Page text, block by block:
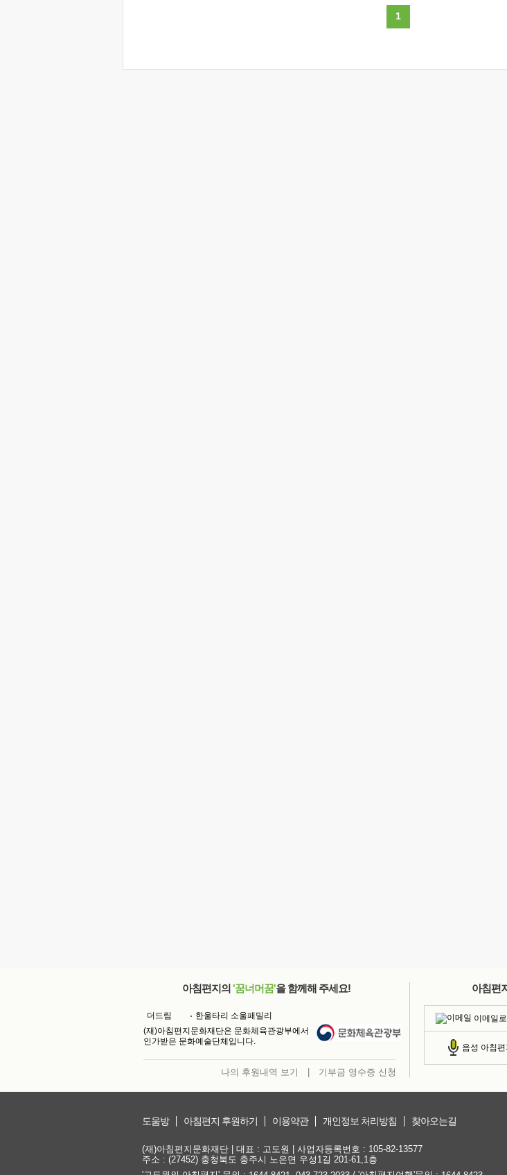
1
아침편지의 '꿈너머꿈'을 함께해 주세요!
더드림
한울타리 소울패밀리
(재)아침편지문화재단은 문화체육관광부에서
인가받은 문화예술단체입니다.
나의 후원내역 보기 기부금 영수증 신청
아침편
이메일
음성 아침편
도움방 아침편지 후원하기 이용약관 개인정보 처리방침 찾아오는길
(재)아침편지문화재단 | 대표 : 고도원 | 사업자등록번호 : 105-82-13577
주소 : (27452) 충청북도 충주시 노은면 우성1길 201-61,1층